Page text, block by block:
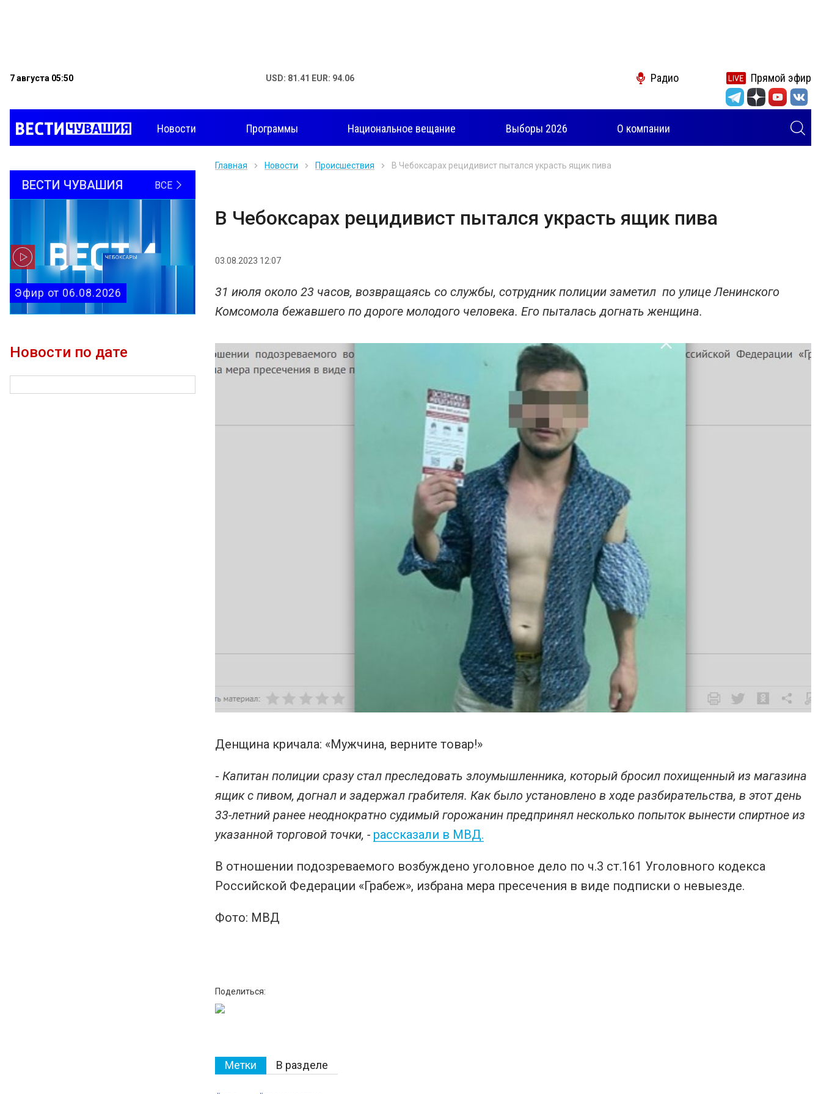
7 августа 05:50 USD: 81.41 EUR: 94.06 Радио Прямой эфир
Новости Программы Национальное вещание Выборы 2026 О компании
ВЕСТИ ЧУВАШИЯ ВСЕ
Эфир от 06.08.2026
Новости по дате
Главная Новости Происшествия В Чебоксарах рецидивист пытался украсть ящик пива
В Чебоксарах рецидивист пытался украсть ящик пива
03.08.2023 12:07
31 июля около 23 часов, возвращаясь со службы, сотрудник полиции заметил по улице Ленинского
Комсомола бежавшего по дороге молодого человека. Его пыталась догнать женщина.
Денщина кричала: «Мужчина, верните товар!»
- Капитан полиции сразу стал преследовать злоумышленника, который бросил похищенный из магазина
ящик с пивом, догнал и задержал грабителя. Как было установлено в ходе разбирательства, в этот день
33-летний ранее неоднократно судимый горожанин предпринял несколько попыток вынести спиртное из
указанной торговой точки, - рассказали в МВД.
В отношении подозреваемого возбуждено уголовное дело по ч.3 ст.161 Уголовного кодекса
Российской Федерации «Грабеж», избрана мера пресечения в виде подписки о невыезде.
Фото: МВД
Поделиться:
Метки В разделе